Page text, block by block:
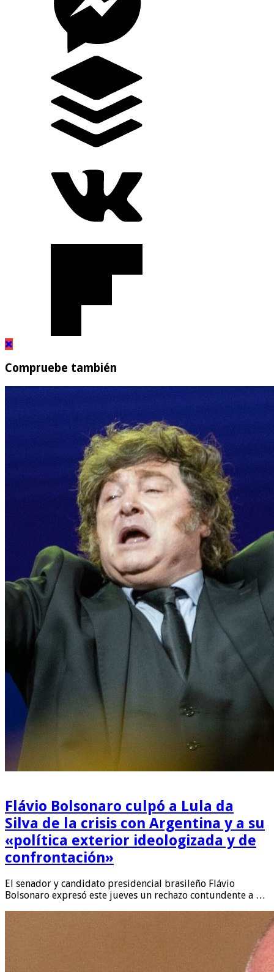
Compruebe también
Flávio Bolsonaro culpó a Lula da
Silva de la crisis con Argentina y a su
«política exterior ideologizada y de
confrontación»
El senador y candidato presidencial brasileño Flávio
Bolsonaro expresó este jueves un rechazo contundente a …